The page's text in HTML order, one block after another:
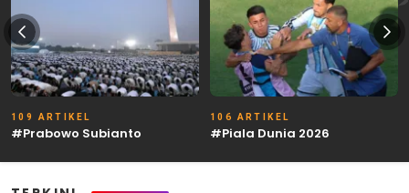
109 ARTIKEL
#Prabowo Subianto
106 ARTIKEL
#Piala Dunia 2026